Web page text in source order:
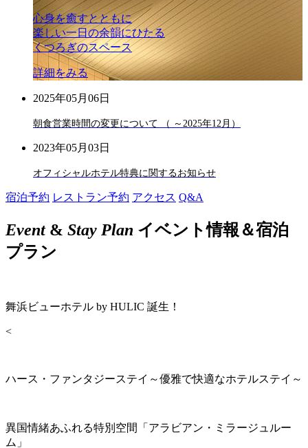
心身を癒すとともに
楽しい一日の余韻にひたる
くつろぎのスペース
詳細をみる
2025年05月06日
朝食営業時間の変更について （ ～2025年12月）
2023年05月03日
オフィシャルホテル特典に関するお知らせ
宿泊予約 レストラン予約 アクセス Q&A
Event& Stay Plan イベント情報＆宿泊
プラン
舞浜ビューホテル by HULIC 誕生！
<
ハース・ファンタジーステイ～優雅で快適なホテルステイ～
異国情緒あふれる特別空間「アラビアン・ミラージュルー
ム」